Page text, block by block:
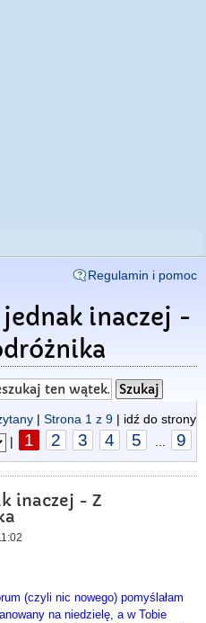
Regulamin i pomoc
inaczej -
| Strona 1 z 9 | idź do strony
|
1 2 3 4 5 9
inaczej - Z
(czyli nic nowego) pomyślałam
na niedzielę, a w Tobie